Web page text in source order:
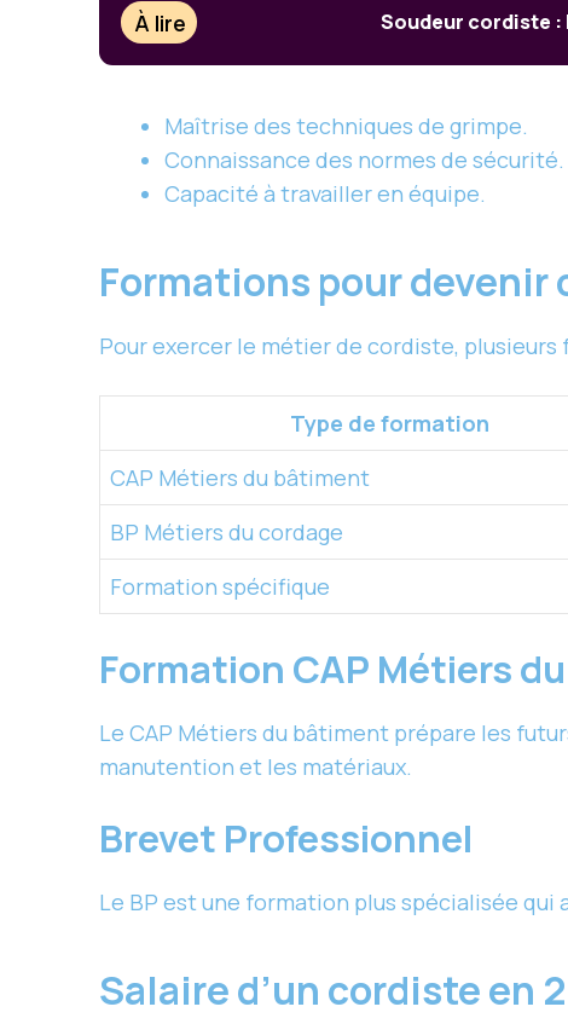
À lire Soudeur cordiste :
Maîtrise des techniques de grimpe.
Connaissance des normes de sécurité.
Capacité à travailler en équipe.
Formations pour devenir
Pour exercer le métier de cordiste,
Type de formation
CAP Métiers du bâtiment
BP Métiers du cordage
Formation spécifique
Formation CAP Métiers
Le CAP Métiers du bâtiment prépare les
manutention et les matériaux.
Brevet Professionnel
Le BP est une formation plus spécialisée
Salaire d’un cordiste en